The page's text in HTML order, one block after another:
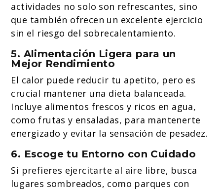
actividades no solo son refrescantes, sino
que también ofrecen un excelente ejercicio
sin el riesgo del sobrecalentamiento.
5. Alimentación Ligera para un
Mejor Rendimiento
El calor puede reducir tu apetito, pero es
crucial mantener una dieta balanceada.
Incluye alimentos frescos y ricos en agua,
como frutas y ensaladas, para mantenerte
energizado y evitar la sensación de pesadez.
6. Escoge tu Entorno con Cuidado
Si prefieres ejercitarte al aire libre, busca
lugares sombreados, como parques con